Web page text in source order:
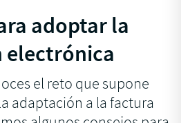
adoptar la
el reto que supone
adaptación a la factura